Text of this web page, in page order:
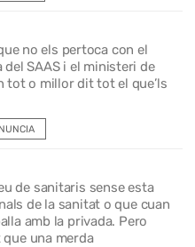
no els pertoca con el
SAAS i el ministeri de
tot o millor dit tot el que’ls
de sanitaris sense esta
de la sanitat o que cuan
amb la privada. Pero
una merda